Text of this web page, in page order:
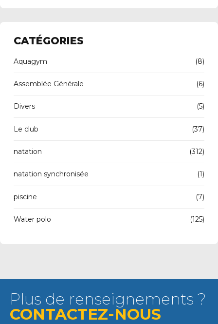
CATÉGORIES
Aquagym (8)
Assemblée Générale (6)
Divers (5)
Le club (37)
natation (312)
natation synchronisée (1)
piscine (7)
Water polo (125)
Plus de renseignements ?
CONTACTEZ-NOUS